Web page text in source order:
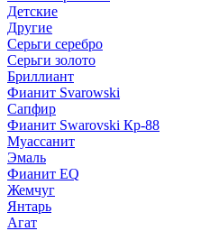
Детские
Другие
Серьги серебро
Серьги золото
Бриллиант
Фианит Svarowski
Сапфир
Фианит Swarovski Кр-88
Муассанит
Эмаль
Фианит EQ
Жемчуг
Янтарь
Агат